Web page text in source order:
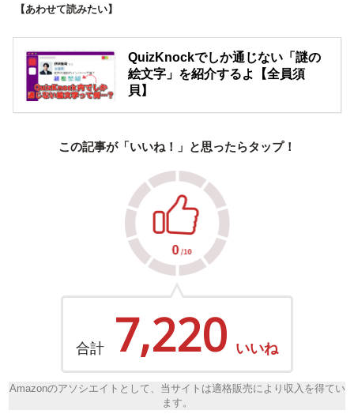
【あわせて読みたい】
QuizKnockでしか通じない「謎の
絵文字」を紹介するよ【全員須
貝】
この記事が「いいね！」と思ったらタップ！
合計 7,220 いいね
Amazonのアソシエイトとして、当サイトは適格販売により収入を得てい
ます。